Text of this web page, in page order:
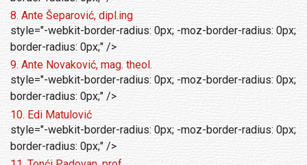
8. Ante Šeparović, dipl.ing
style="-webkit-border-radius: 0px; -moz-border-radius: 0px;
border-radius: 0px;" />
9. Ante Novaković, mag. theol.
style="-webkit-border-radius: 0px; -moz-border-radius: 0px;
border-radius: 0px;" />
10. Edi Matulović
style="-webkit-border-radius: 0px; -moz-border-radius: 0px;
border-radius: 0px;" />